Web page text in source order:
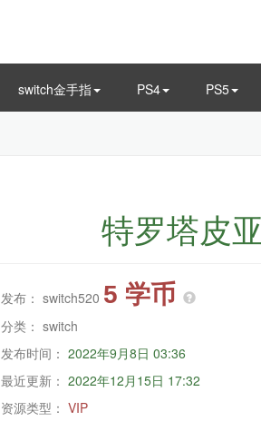
switch金手指 PS4 PS5
特罗塔皮
发布： switch520 5 学币
分类： switch
发布时间： 2022年9月8日 03:36
最近更新： 2022年12月15日 17:32
资源类型： VIP